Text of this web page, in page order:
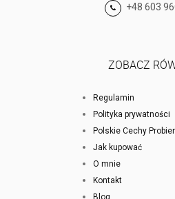
+48 603
ZOBACZ
Regulamin
Polityka prywatności
Polskie Cechy
Jak kupować
O mnie
Kontakt
Blog